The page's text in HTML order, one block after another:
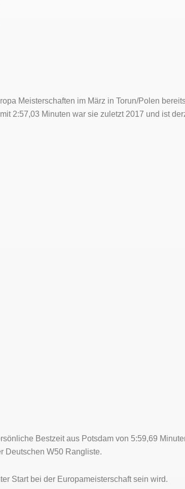
Meisterschaften im März in Torun/Polen
2:57,03 Minuten war sie zuletzt 2017 und ist
Bestzeit aus Potsdam von 5:59,69
Deutschen W50 Rangliste.
Start bei der Europameisterschaft sein wird.